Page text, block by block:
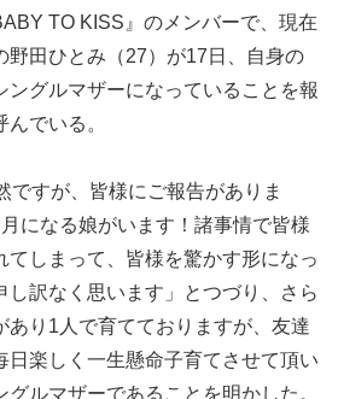
TO KISS』のメンバーで、現在
野田ひとみ（27）が17日、自身の
ングルマザーになっていることを報
でいる。
ですが、皆様にご報告がありま
になる娘がいます！諸事情で皆様
てしまって、皆様を驚かす形になっ
し訳なく思います」とつづり、さら
あり1人で育てておりますが、友達
日楽しく一生懸命子育てさせて頂い
ルマザーであることを明かした。